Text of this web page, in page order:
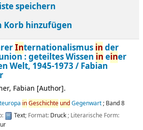
speichern
Korb hinzufügen
Internationalismus inder
: geteiltes Wissenin einer
Welt, 1945-1973 /Fabian
Fabian [Author].
inGeschichte undGegenwart; Band 8
Text; Format: Druck; Literarische Form: